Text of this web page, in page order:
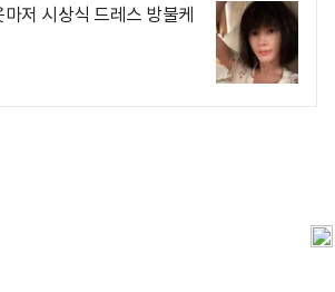
저 시상식 드레스 방불케